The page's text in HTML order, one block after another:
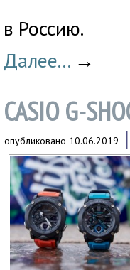
в Россию.
Далее... →
CASIO G-
опубликовано 10.06.2019